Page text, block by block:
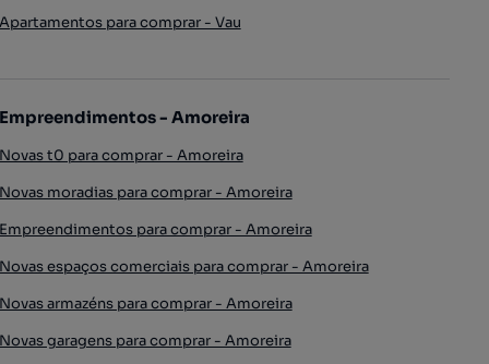
para comprar - Vau
- Amoreira
t0 para comprar - Amoreira
moradias para comprar - Amoreira
para comprar - Amoreira
espaços comerciais para comprar - Amoreira
armazéns para comprar - Amoreira
garagens para comprar - Amoreira